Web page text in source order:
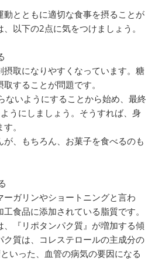
とともに適切な食事を摂ることが
以下の2点に気をつけましょう。
取になりやすくなっています。糖
することが問題です。
ないようにすることから始め、最終
うにしましょう。そうすれば、身
。
、もちろん、お菓子を食べるのも
ーガリンやショートニングと言わ
食品に添加されている脂質です。
『リポタンパク質』が増加する傾
ク質は、コレステロールの主成分の
いった、血管の病気の要因になる